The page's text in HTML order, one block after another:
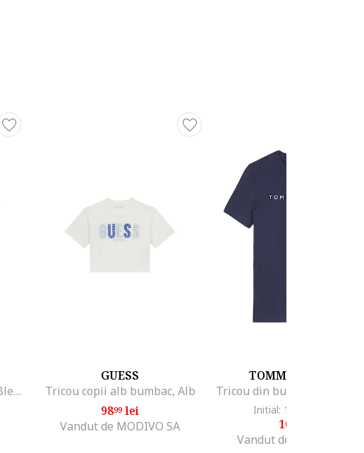
Rochie casual pentru fete, Bleumarin
GUESS
Tricou copii alb bumbac, Alb
9899lei
Vandut de MODIVO SA
TOMMY HILFIGER
Initial: 159
109
Vandut de Fashion Days